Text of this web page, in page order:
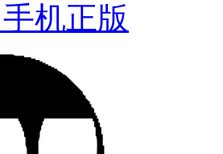
机正版